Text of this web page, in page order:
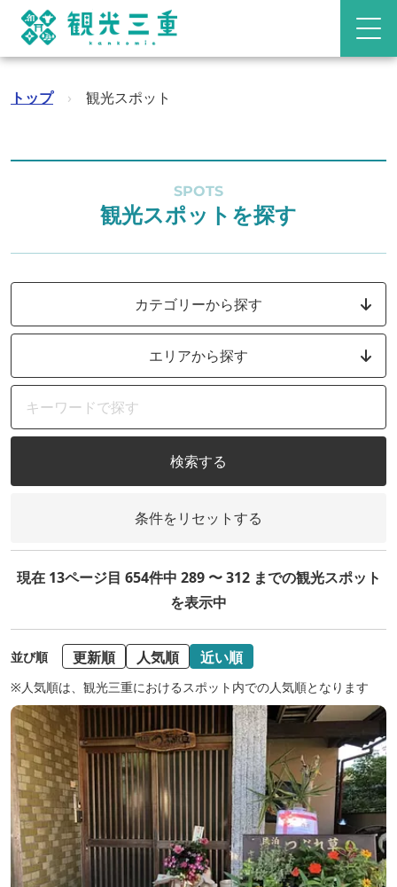
トップ › 観光スポット
SPOTS
観光スポットを探す
カテゴリーから探す
エリアから探す
検索する
条件をリセットする
現在 13ページ目 654件中 289 〜 312 までの観光スポット
を表示中
並び順 更新順 人気順 近い順
※人気順は、観光三重におけるスポット内での人気順となります